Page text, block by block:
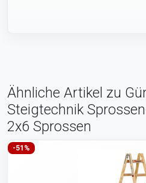
Ähnliche Artikel zu
Steigtechnik
2x6 Sprossen
-51%